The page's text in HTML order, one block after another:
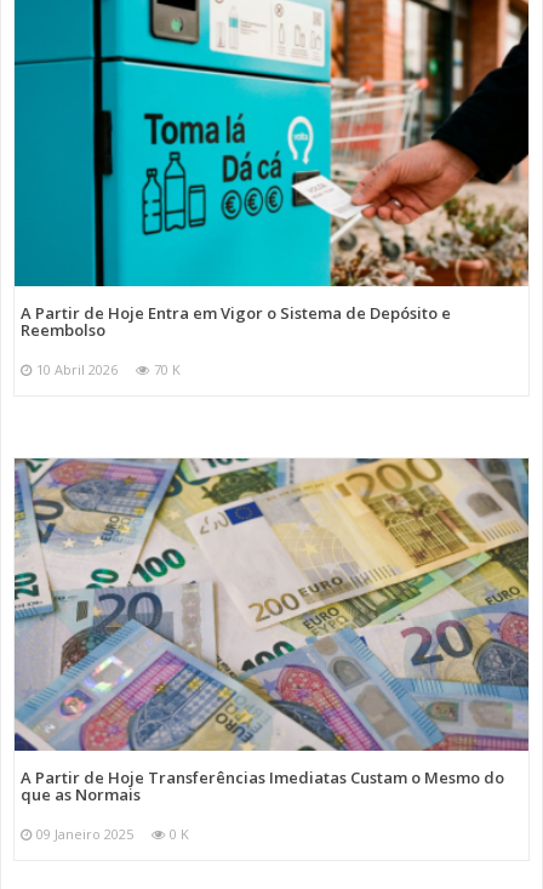
A Partir de Hoje Entra em Vigor o Sistema de Depósito e
Reembolso
10 Abril 2026 70 K
A Partir de Hoje Transferências Imediatas Custam o Mesmo do
que as Normais
09 Janeiro 2025 0 K